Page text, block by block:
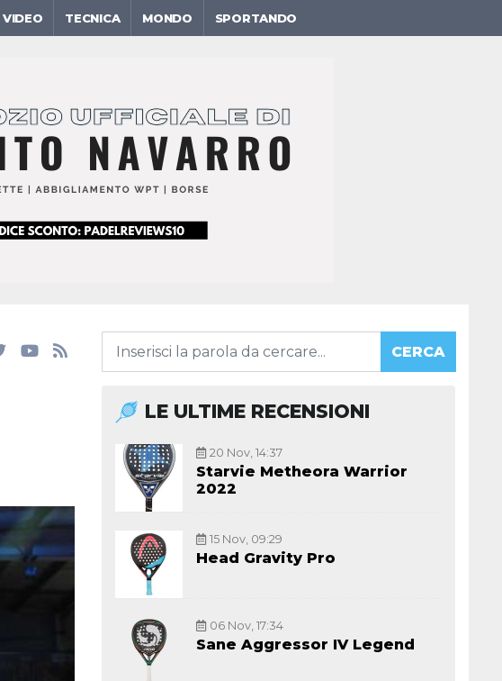
VIDEO TECNICA MONDO SPORTANDO
CERCA
LE ULTIME RECENSIONI
20 Nov, 14:37
Starvie Metheora Warrior
2022
15 Nov, 09:29
Head Gravity Pro
06 Nov, 17:34
Sane Aggressor IV Legend